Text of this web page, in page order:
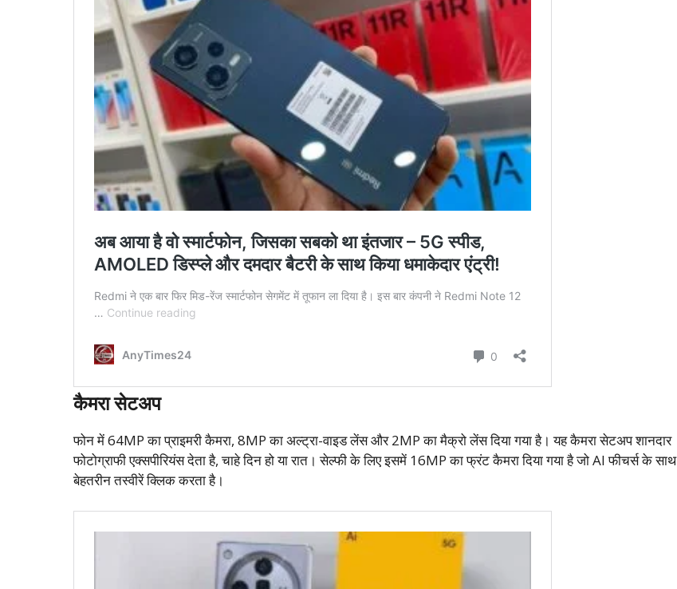
कैमरा सेटअप
फोन में 64MP का प्राइमरी कैमरा, 8MP का अल्ट्रा-वाइड लेंस और 2MP का मैक्रो लेंस दिया गया है। यह कैमरा सेटअप शानदार
फोटोग्राफी एक्सपीरियंस देता है, चाहे दिन हो या रात। सेल्फी के लिए इसमें 16MP का फ्रंट कैमरा दिया गया है जो AI फीचर्स के साथ
बेहतरीन तस्वीरें क्लिक करता है।